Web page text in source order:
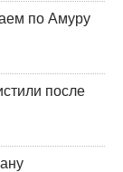
по Амуру
после